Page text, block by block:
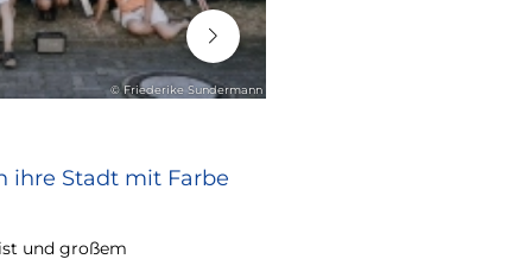
© Friederike Sundermann
ihre Stadt mit Farbe
und großem